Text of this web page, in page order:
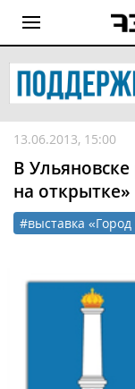
13.06.2013, 15:00
В
на открытке»
#выставка